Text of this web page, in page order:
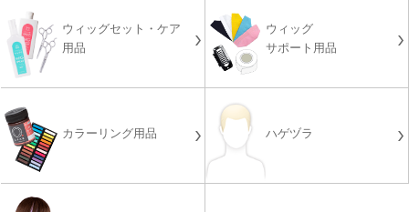
ウィッグセット・ケア
用品
ウィッグ
サポート用品
カラーリング用品 ハゲヅラ